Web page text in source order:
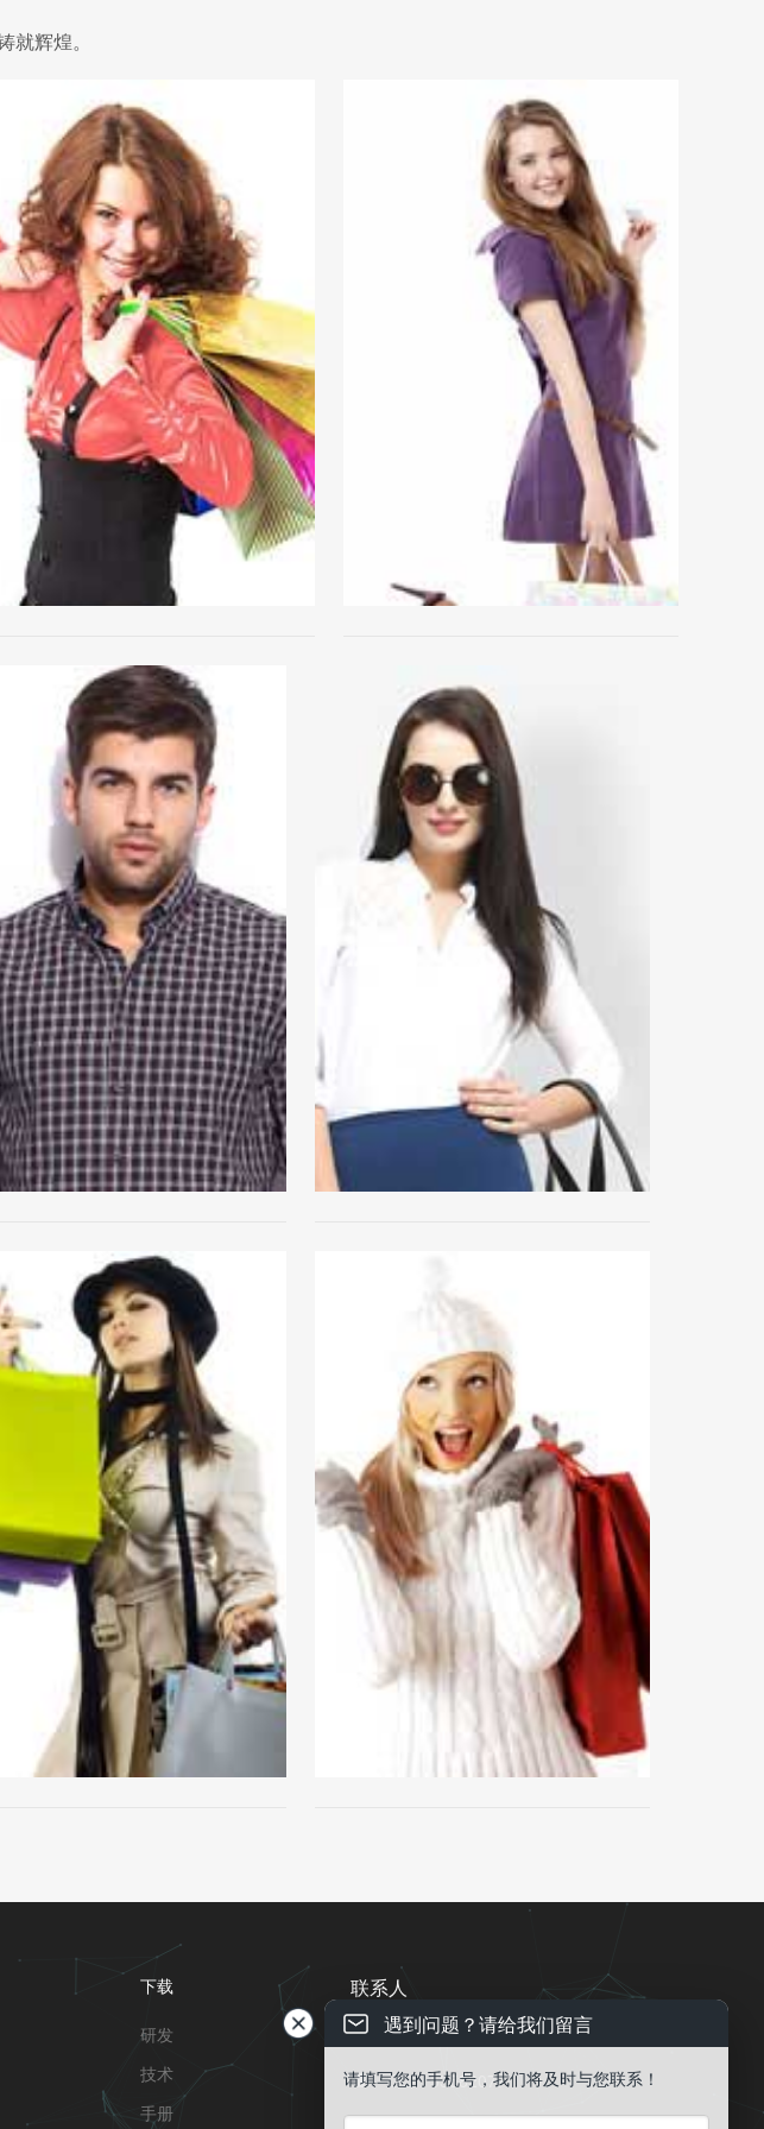
就辉煌。
下载
研发
技术
手册
联系人
 电话 ： 13543837996
 QQ：53582077
EMail ： public@gdqy.ltd
遇到问题？请给我们留言
请填写您的手机号，我们将及时与您联系！